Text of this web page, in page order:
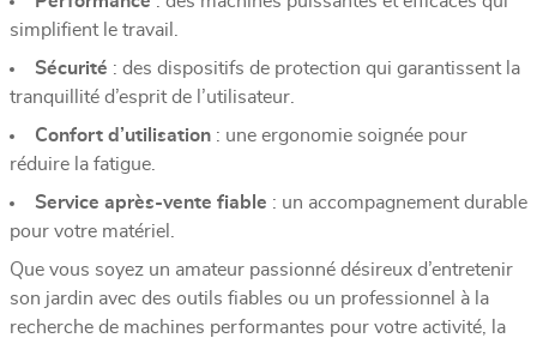
simplifient le travail.
Sécurité : des dispositifs de protection qui garantissent la
tranquillité d’esprit de l’utilisateur.
Confort d’utilisation : une ergonomie soignée pour
réduire la fatigue.
Service après-vente fiable : un accompagnement durable
pour votre matériel.
Que vous soyez un amateur passionné désireux d’entretenir
son jardin avec des outils fiables ou un professionnel à la
recherche de machines performantes pour votre activité, la